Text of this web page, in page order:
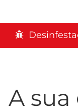
A sua